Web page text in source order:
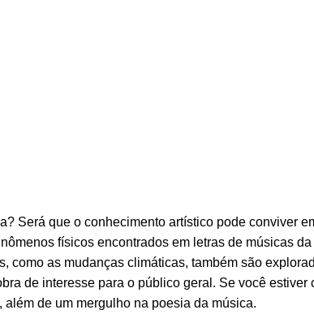
Será que o conhecimento artístico pode conviver
físicos encontrados em letras de músicas
as mudanças climáticas, também são
de interesse para o público geral. Se você
de um mergulho na poesia da música.